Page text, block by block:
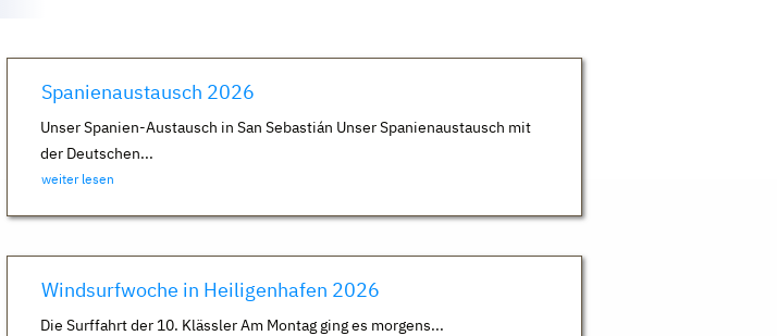
Spanienaustausch 2026
Unser Spanien-Austausch in San Sebastián Unser Spanienaustausch mit
der Deutschen...
weiter lesen
Windsurfwoche in Heiligenhafen 2026
Die Surffahrt der 10. Klässler Am Montag ging es morgens...